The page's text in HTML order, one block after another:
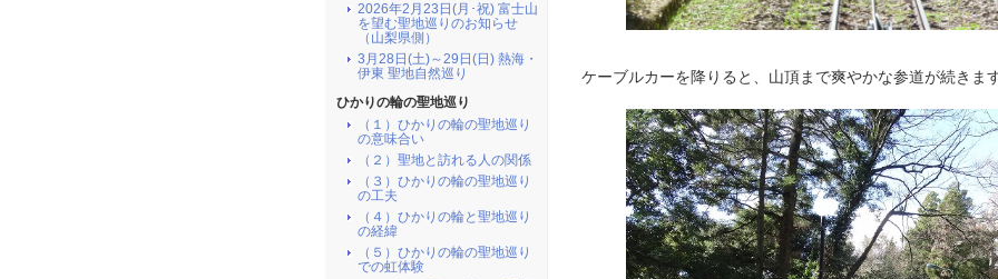
ケーブルカーを降りると、山頂まで爽やかな参道が続きま
2026年2月23日(月･祝) 富士山
を望む聖地巡りのお知らせ
（山梨県側）
3月28日(土)～29日(日) 熱海・
伊東 聖地自然巡り
ひかりの輪の聖地巡り
（１）ひかりの輪の聖地巡り
の意味合い
（２）聖地と訪れる人の関係
（３）ひかりの輪の聖地巡り
の工夫
（４）ひかりの輪と聖地巡り
の経緯
（５）ひかりの輪の聖地巡り
での虹体験